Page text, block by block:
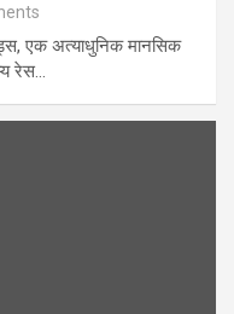
एक अत्याधुनिक मानसिक
रेस…